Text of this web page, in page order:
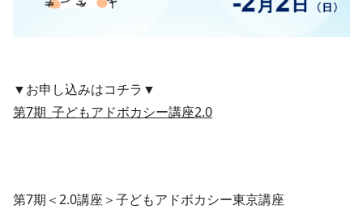
▼お申し込みはコチラ▼
第7期_子どもアドボカシー講座2.0
第7期＜2.0講座＞子どもアドボカシー東京講座